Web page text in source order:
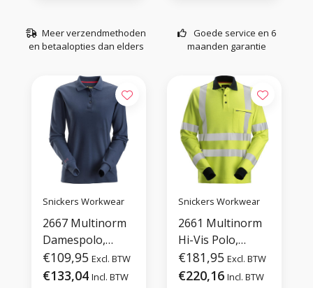
Meer verzendmethoden
en betaalopties dan elders
Goede service en 6
maanden garantie
Snickers Workwear
2667 Multinorm
Damespolo,
Lange Mouwen
€109,95 Excl. BTW
€133,04 Incl. BTW
Snickers Workwear
2661 Multinorm
Hi-Vis Polo,
Lange Mouwen
€181,95 Excl. BTW
€220,16 Incl. BTW